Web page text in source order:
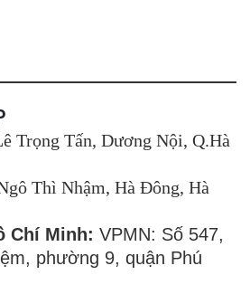
Trọng Tấn, Dương Nội, Q.Hà
Thì Nhậm, Hà Đông, Hà
Chí Minh: VPMN: Số 547,
phường 9, quận Phú